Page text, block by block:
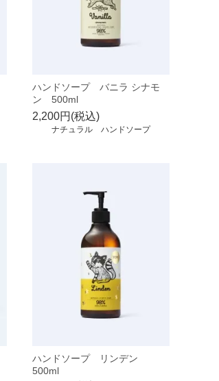
ハンドソープ バニラ シナモ
ン 500ml
2,200円(税込)
ナチュラル ハンドソープ
ハンドソープ リンデン
500ml